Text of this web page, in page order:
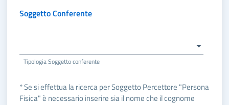
Soggetto Conferente
Tipologia Soggetto conferente
* Se si effettua la ricerca per Soggetto Percettore "Persona
Fisica" è necessario inserire sia il nome che il cognome